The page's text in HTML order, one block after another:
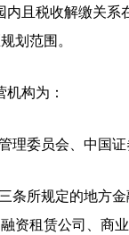
且税收解缴关
划范围。
构为：
理委员会、中国
条所规定的地方
资租赁公司、商